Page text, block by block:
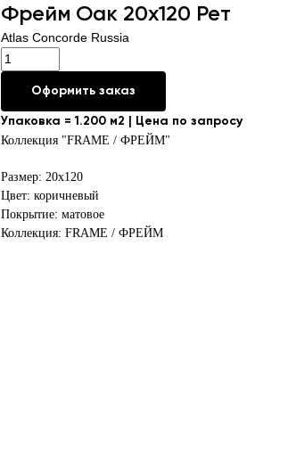
Фрейм Оак 20x120 Рет
Atlas Concorde Russia
Оформить заказ
Упаковка = 1.200 м2 | Цена по запросу
Коллекция "FRAME / ФРЕЙМ"
Размер: 20х120
Цвет: коричневый
Покрытие: матовое
Коллекция: FRAME / ФРЕЙМ